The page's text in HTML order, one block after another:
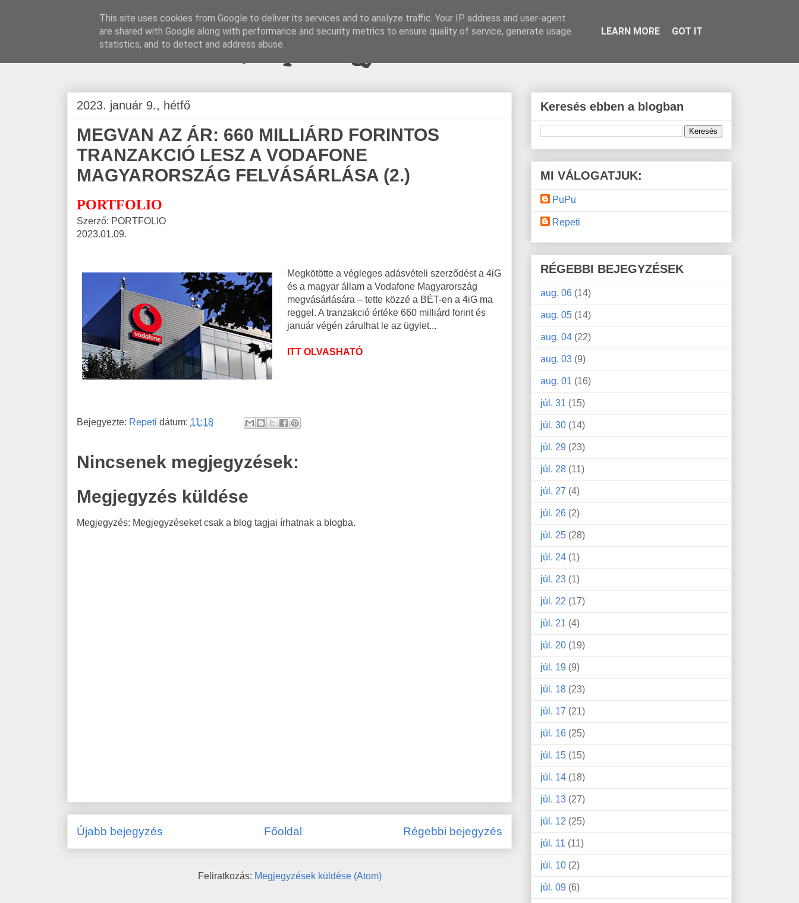
BLOGÁSZAT, napi blogjava
2023. január 9., hétfő
MEGVAN AZ ÁR: 660 MILLIÁRD FORINTOS
TRANZAKCIÓ LESZ A VODAFONE
MAGYARORSZÁG FELVÁSÁRLÁSA (2.)
PORTFOLIO
Szerző: PORTFOLIO
2023.01.09.
Megkötötte a végleges adásvételi szerződést a 4iG
és a magyar állam a Vodafone Magyarország
megvásárlására – tette közzé a BÉT-en a 4iG ma
reggel. A tranzakció értéke 660 milliárd forint és
január végén zárulhat le az ügylet...
ITT OLVASHATÓ
Bejegyezte: Repeti dátum: 11:18
Nincsenek megjegyzések:
Megjegyzés küldése
Megjegyzés: Megjegyzéseket csak a blog tagjai írhatnak a blogba.
Újabb bejegyzés Régebbi bejegyzés
Főoldal
Feliratkozás: Megjegyzések küldése (Atom)
Keresés ebben a blogban
MI VÁLOGATJUK:
PuPu
Repeti
RÉGEBBI BEJEGYZÉSEK
aug. 06 (14)
aug. 05 (14)
aug. 04 (22)
aug. 03 (9)
aug. 01 (16)
júl. 31 (15)
júl. 30 (14)
júl. 29 (23)
júl. 28 (11)
júl. 27 (4)
júl. 26 (2)
júl. 25 (28)
júl. 24 (1)
júl. 23 (1)
júl. 22 (17)
júl. 21 (4)
júl. 20 (19)
júl. 19 (9)
júl. 18 (23)
júl. 17 (21)
júl. 16 (25)
júl. 15 (15)
júl. 14 (18)
júl. 13 (27)
júl. 12 (25)
júl. 11 (11)
júl. 10 (2)
júl. 09 (6)
This site uses cookies from Google to deliver its services and to analyze traffic. Your IP address and user-agent
are shared with Google along with performance and security metrics to ensure quality of service, generate usage
statistics, and to detect and address abuse.
LEARN MORE GOT IT